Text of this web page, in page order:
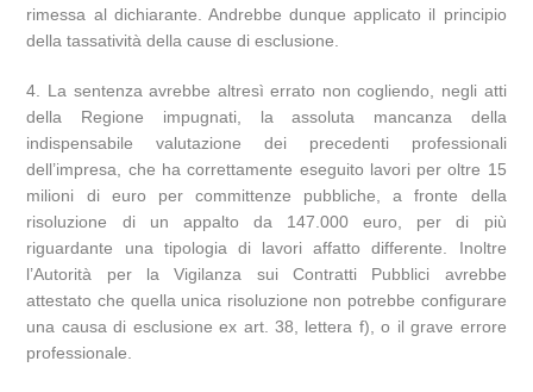
rimessa al dichiarante. Andrebbe dunque applicato il principio
della tassatività della cause di esclusione.
4. La sentenza avrebbe altresì errato non cogliendo, negli atti
della Regione impugnati, la assoluta mancanza della
indispensabile valutazione dei precedenti professionali
dell’impresa, che ha correttamente eseguito lavori per oltre 15
milioni di euro per committenze pubbliche, a fronte della
risoluzione di un appalto da 147.000 euro, per di più
riguardante una tipologia di lavori affatto differente. Inoltre
l’Autorità per la Vigilanza sui Contratti Pubblici avrebbe
attestato che quella unica risoluzione non potrebbe configurare
una causa di esclusione ex art. 38, lettera f), o il grave errore
professionale.